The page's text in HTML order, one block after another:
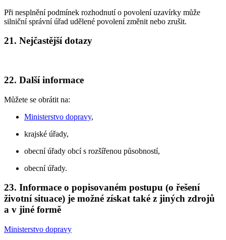
Při nesplnění podmínek rozhodnutí o povolení uzavírky může
silniční správní úřad udělené povolení změnit nebo zrušit.
21. Nejčastější dotazy
22. Další informace
Můžete se obrátit na:
Ministerstvo dopravy,
krajské úřady,
obecní úřady obcí s rozšířenou působností,
obecní úřady.
23. Informace o popisovaném postupu (o řešení
životní situace) je možné získat také z jiných zdrojů
a v jiné formě
Ministerstvo dopravy